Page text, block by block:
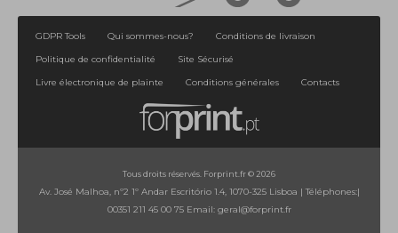
GDPR Tools Qui sommes-nous?
Conditions de livraison
Politique de confidentialité
Site Sécurisé
Livre électronique de plainte
Conditions générales Contacts
Tous droits réservés. Forprint.fr © 2026
Av. José Malhoa, nº2 1º Andar Escritório 1.4, 1070-325 Lisboa | Téléphones:|
00351 211 45 00 75 Email:geral@forprint.fr